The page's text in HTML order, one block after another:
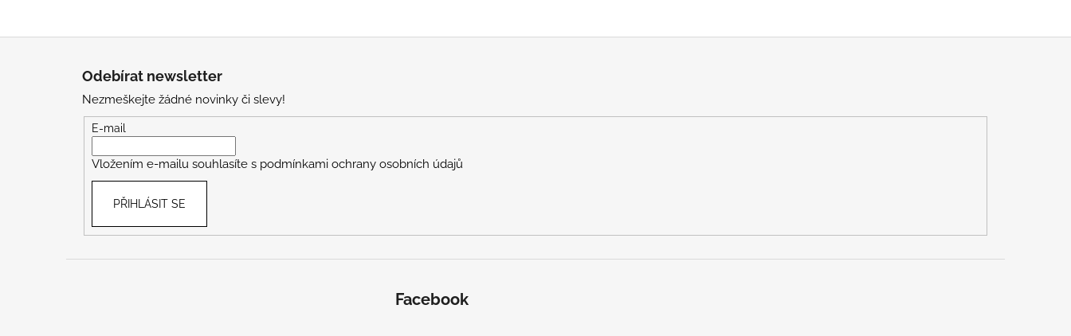
Odebírat newsletter
Nezmeškejte žádné novinky či slevy!
E-mail
Vložením e-mailu souhlasíte s podmínkami ochrany osobních údajů
PŘIHLÁSIT SE
Facebook